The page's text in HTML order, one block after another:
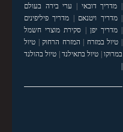
| מדריך דובאי | ערי בירה בעולם
|מדריך ויטנאם | מדריך פיליפינים
|מדריך יפן | סקירת מוצרי חשמל
| טיול במזרח | המזרח הרחוק| טיול
במרוקו| טיול בתאילנד| טיול בהולנד
|